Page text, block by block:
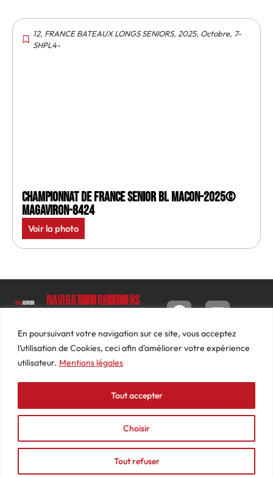
En poursuivant votre navigation sur ce site, vous acceptez
l’utilisation de Cookies, ceci afin d'améliorer votre expérience
utilisateur. Mentions légales
Choisir
Tout refuser
Tout accepter
12, FRANCE BATEAUX LONGS SENIORS, 2025, Octobre, 7-
SHPL4-
Championnat de France senior BL Macon-2025©
MagAviron-8424
Voir la photo
Luc
Barbier
69640
74
87
contact@mediasaviron.fr
Navigation
Le
Magazine
Photos
Actualités
Podcasts
Informations
Conditions
générales
de ventes
Mentions
légales
Mon
Tableau
de bord
Commandes
Adresses
Détails
du
compte